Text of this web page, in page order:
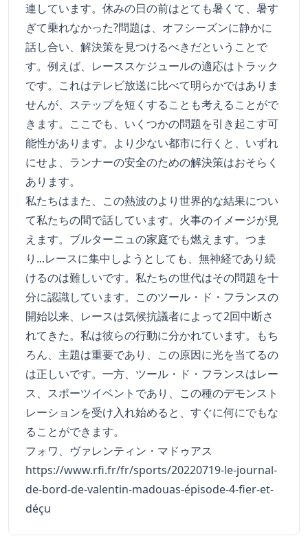
連しています。休みの日の前はとても暑くて、暑す
ぎて乗れなかった?問題は、オフシーズンに静かに
話し合い、解決策を見つけるべきだということで
す。例えば、レーススケジュールの適応はトラック
です。これはテレビ放送に比べて明らかではありま
せんが、ステップを短くすることも考えることがで
きます。ここでも、いくつかの問題を引き起こす可
能性があります。より少ない都市に行くと、いずれ
にせよ、ランナーの安全のための解決策はおそらく
あります。
私たちはまた、この熱波のより世界的な結果につい
て私たちの間で話しています。火事のイメージが見
えます。ブルターニュの家庭でも燃えます。つま
り...レースに集中しようとしても、無神経であり続
けるのは難しいです。私たちの世代はその問題を十
分に認識しています。このツール・ド・フランスの
開始以来、レースは気候抗議者によって2回中断さ
れてきた。私は彼らの行動に分かれています。もち
ろん、主題は重要であり、この原因に光を当てるの
は正しいです。一方、ツール・ド・フランスはレー
ス、スポーツイベントであり、この種のデモンスト
レーションを受け入れ始めると、すぐに何にでもな
ることができます。
フォワ、ヴァレンティン・マドゥアス
https://www.rfi.fr/fr/sports/20220719-le-journal-
de-bord-de-valentin-madouas-épisode-4-fier-et-
déçu